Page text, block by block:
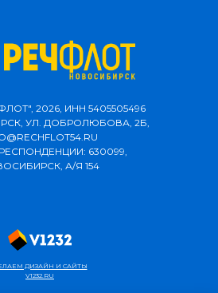
2026, ИНН 5405505496
УЛ. ДОБРОЛЮБОВА, 2Б,
630099,
А/Я 154
ДИЗАЙН И САЙТЫ
V1232.RU